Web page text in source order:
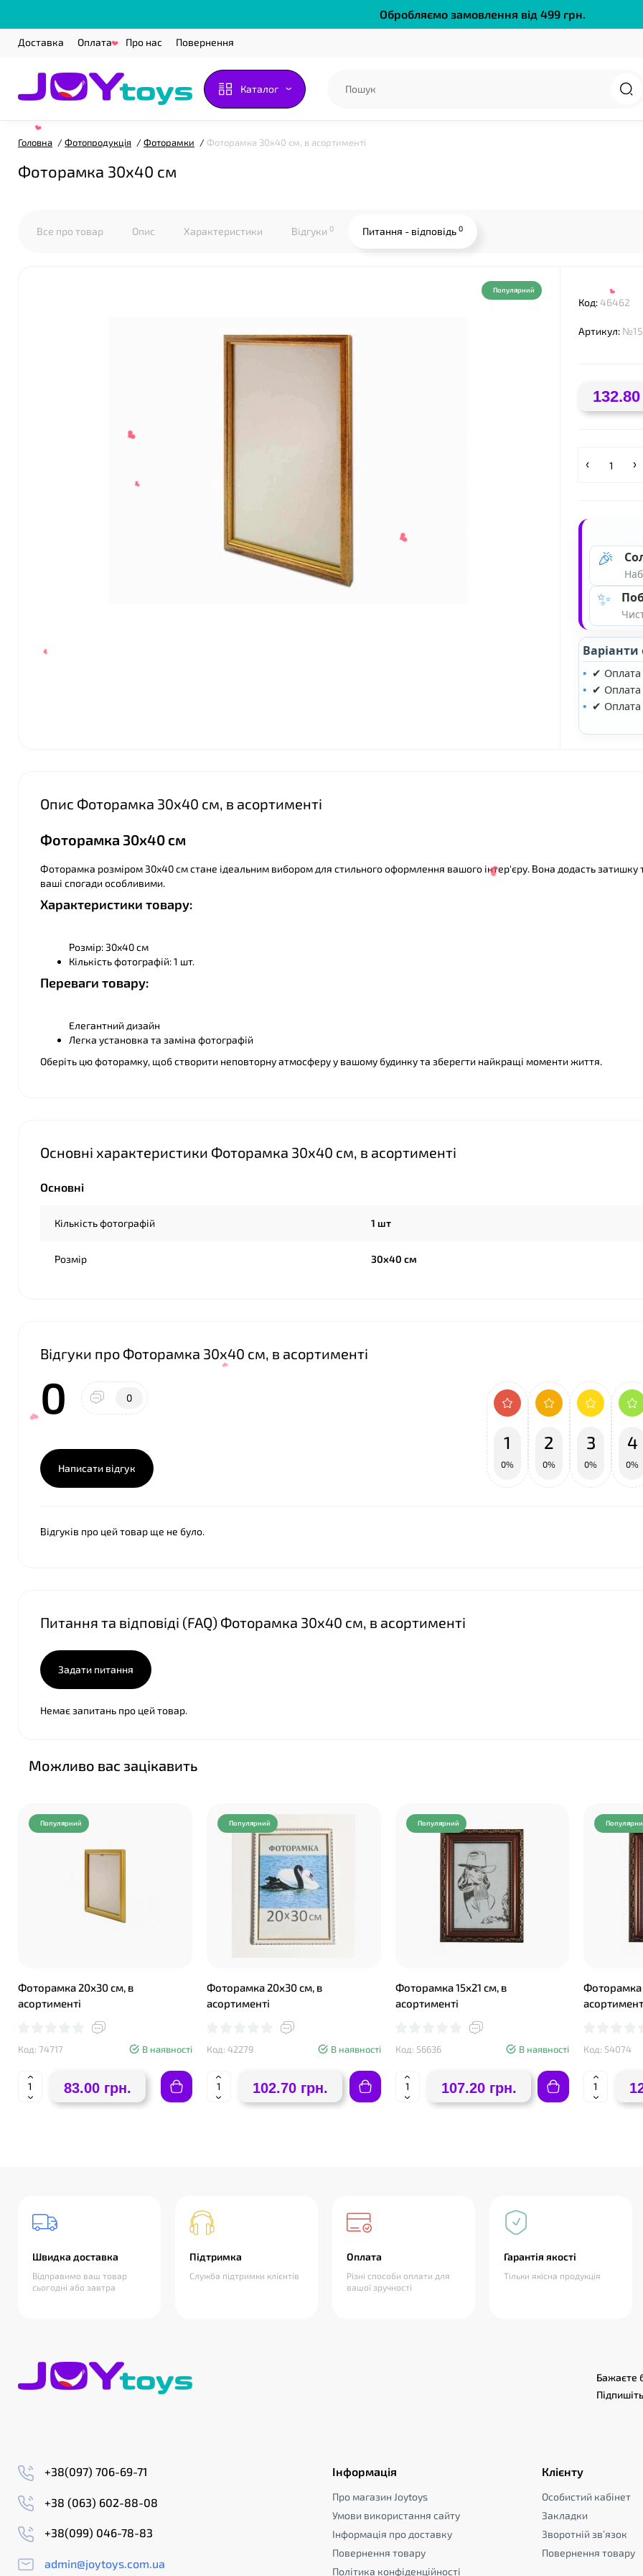
Обробляємо замовлення від 499 грн.
Доставка Оплата Про нас Повернення
Каталог
Головна Фотопродукція Фоторамки Фоторамка 30х40 см, в асортименті
Фоторамка 30х40 см
Все про товар Опис Характеристики Відгуки 0 Питання - відповідь 0
Популярний
Код:46462
Артикул:
🎉
✨
✔ Оплата
✔ Оплата
✔ Оплата
Опис Фоторамка 30х40 см, в асортименті
Фоторамка 30x40 см
Фоторамка розміром 30х40 см стане ідеальним вибором для стильного оформлення вашого інтер'єру. Вона додасть затишку
ваші спогади особливими.
Характеристики товару:
Розмір: 30х40 см
Кількість фотографій: 1 шт.
Переваги товару:
Елегантний дизайн
Легка установка та заміна фотографій
Оберіть цю фоторамку, щоб створити неповторну атмосферу у вашому будинку та зберегти найкращі моменти життя.
Основні характеристики Фоторамка 30х40 см, в асортименті
Основні
Кількість фотографій 1 шт
Розмір 30х40 см
Відгуки про Фоторамка 30х40 см, в асортименті
0 0
Написати відгук
1
0%
2
0%
3
0%
4
0%
Відгуків про цей товар ще не було.
Питання та відповіді (FAQ) Фоторамка 30х40 см, в асортименті
Задати питання
Немає запитань про цей товар.
Можливо вас зацікавить
Популярний
Фоторамка 20х30 см, в
асортименті
Код: 74717 В наявності
83.00 грн.
Популярний
Фоторамка 20х30 см, в
асортименті
Код: 42279 В наявності
102.70 грн.
Популярний
Фоторамка 15х21 см, в
асортименті
Код: 56636 В наявності
107.20 грн.
Фоторамка
Код: 54074
Швидка доставка
Відправимо ваш товар
сьогодні або завтра
Підтримка
Служба підтримки клієнтів
Оплата
Різні способи оплати для
вашої зручності
Гарантія якості
Тільки якісна продукція
Бажаєте
+38(097) 706-69-71
+38 (063) 602-88-08
+38(099) 046-78-83
admin@joytoys.com.ua
Інформація
Про магазин Joytoys
Умови використання сайту
Інформація про доставку
Повернення товару
Політика конфіденційності
Клієнту
Особистий кабінет
Закладки
Зворотній зв’язок
Повернення товару
❤
❤